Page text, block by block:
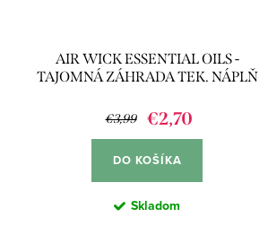
AIR WICK ESSENTIAL OILS -
TAJOMNÁ ZÁHRADA TEK. NÁPLŇ
€3,99 €2,70
DO KOŠÍKA
Skladom